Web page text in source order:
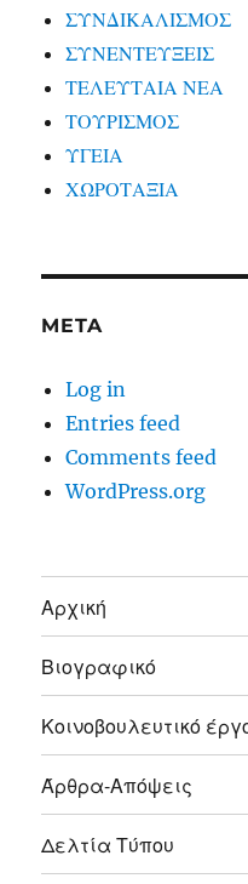
ΣΥΝΔΙΚΑΛΙΣΜΟΣ
ΣΥΝΕΝΤΕΥΞΕΙΣ
ΤΕΛΕΥΤΑΙΑ ΝΕΑ
ΤΟΥΡΙΣΜΟΣ
ΥΓΕΙΑ
ΧΩΡΟΤΑΞΙΑ
META
Log in
Entries feed
Comments feed
WordPress.org
Αρχική
Βιογραφικό
Κοινοβουλευτικό
Άρθρα-Απόψεις
Δελτία Τύπου